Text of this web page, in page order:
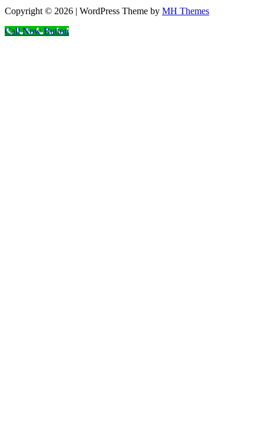
Copyright © 2026 | WordPress Theme by MH Themes
Call Now Button